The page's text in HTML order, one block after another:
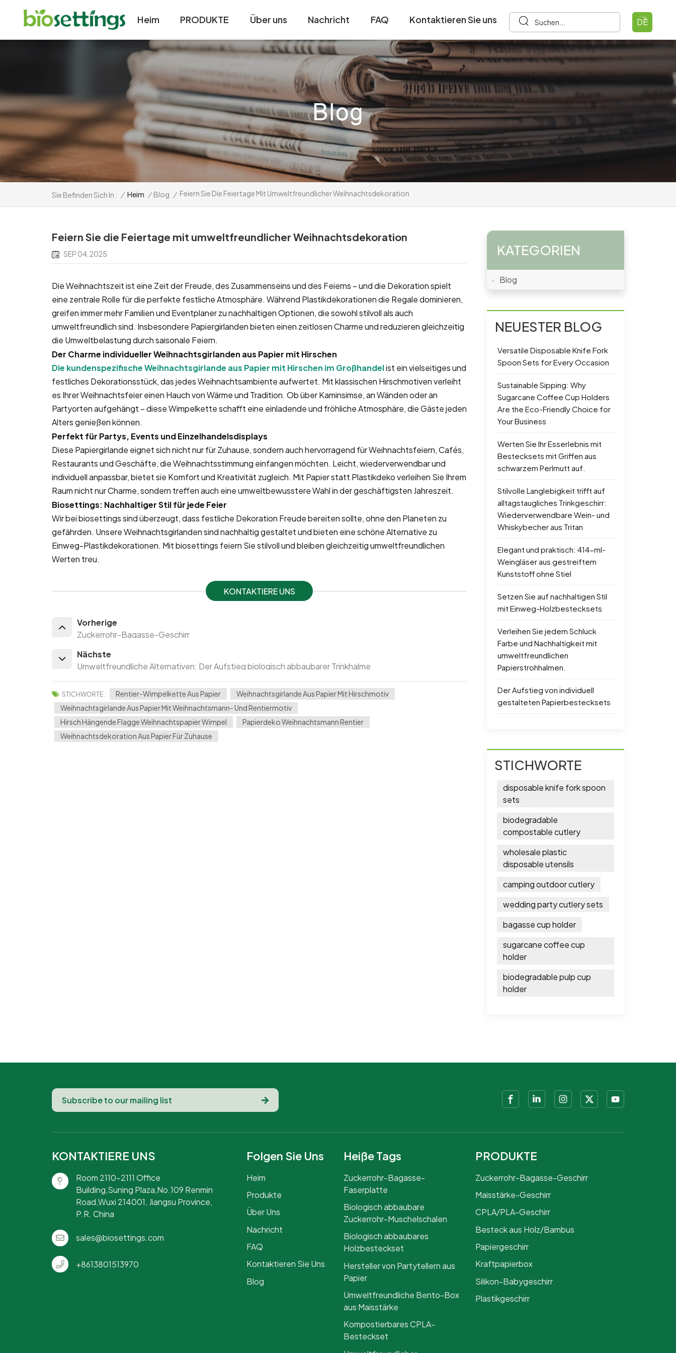
Heim PRODUKTE Über uns Nachricht FAQ Kontaktieren Sie uns DE
Sie Befinden Sich In : / Heim / Blog / Feiern Sie Die Feiertage Mit Umweltfreundlicher Weihnachtsdekoration
Feiern Sie die Feiertage mit umweltfreundlicher Weihnachtsdekoration
SEP 04, 2025
Die Weihnachtszeit ist eine Zeit der Freude, des Zusammenseins und des Feierns – und die Dekoration spielt
eine zentrale Rolle für die perfekte festliche Atmosphäre. Während Plastikdekorationen die Regale dominieren,
greifen immer mehr Familien und Eventplaner zu nachhaltigen Optionen, die sowohl stilvoll als auch
umweltfreundlich sind. Insbesondere Papiergirlanden bieten einen zeitlosen Charme und reduzieren gleichzeitig
die Umweltbelastung durch saisonale Feiern.
Der Charme individueller Weihnachtsgirlanden aus Papier mit Hirschen
Die kundenspezifische Weihnachtsgirlande aus Papier mit Hirschen im Großhandelist ein vielseitiges und
festliches Dekorationsstück, das jedes Weihnachtsambiente aufwertet. Mit klassischen Hirschmotiven verleiht
es Ihrer Weihnachtsfeier einen Hauch von Wärme und Tradition. Ob über Kaminsimse, an Wänden oder an
Partyorten aufgehängt – diese Wimpelkette schafft eine einladende und fröhliche Atmosphäre, die Gäste jeden
Alters genießen können.
Perfekt für Partys, Events und Einzelhandelsdisplays
Diese Papiergirlande eignet sich nicht nur für Zuhause, sondern auch hervorragend für Weihnachtsfeiern, Cafés,
Restaurants und Geschäfte, die Weihnachtsstimmung einfangen möchten. Leicht, wiederverwendbar und
individuell anpassbar, bietet sie Komfort und Kreativität zugleich. Mit Papier statt Plastikdeko verleihen Sie Ihrem
Raum nicht nur Charme, sondern treffen auch eine umweltbewusstere Wahl in der geschäftigsten Jahreszeit.
Biosettings: Nachhaltiger Stil für jede Feier
Wir bei biosettings sind überzeugt, dass festliche Dekoration Freude bereiten sollte, ohne den Planeten zu
gefährden. Unsere Weihnachtsgirlanden sind nachhaltig gestaltet und bieten eine schöne Alternative zu
Einweg-Plastikdekorationen. Mit biosettings feiern Sie stilvoll und bleiben gleichzeitig umweltfreundlichen
Werten treu.
KONTAKTIERE UNS
Vorherige
Zuckerrohr-Bagasse-Geschirr
Nächste
Umweltfreundliche Alternativen: Der Aufstieg biologisch abbaubarer Trinkhalme
STICHWORTE : Rentier-Wimpelkette Aus Papier
Weihnachtsgirlande Aus Papier Mit Hirschmotiv
Weihnachtsgirlande Aus Papier Mit Weihnachtsmann- Und Rentiermotiv
Hirsch Hängende Flagge Weihnachtspapier Wimpel
Papierdeko Weihnachtsmann Rentier
Weihnachtsdekoration Aus Papier Für Zuhause
KATEGORIEN
Blog
NEUESTER BLOG
Versatile Disposable Knife Fork
Spoon Sets for Every Occasion
Sustainable Sipping: Why
Sugarcane Coffee Cup Holders
Are the Eco-Friendly Choice for
Your Business
Werten Sie Ihr Esserlebnis mit
Bestecksets mit Griffen aus
schwarzem Perlmutt auf.
Stilvolle Langlebigkeit trifft auf
alltagstaugliches Trinkgeschirr:
Wiederverwendbare Wein- und
Whiskybecher aus Tritan
Elegant und praktisch: 414-ml-
Weingläser aus gestreiftem
Kunststoff ohne Stiel
Setzen Sie auf nachhaltigen Stil
mit Einweg-Holzbestecksets
Verleihen Sie jedem Schluck
Farbe und Nachhaltigkeit mit
umweltfreundlichen
Papierstrohhalmen.
Der Aufstieg von individuell
gestalteten Papierbestecksets
STICHWORTE
disposable knife fork spoon
sets
biodegradable
compostable cutlery
wholesale plastic
disposable utensils
camping outdoor cutlery
wedding party cutlery sets
bagasse cup holder
sugarcane coffee cup
holder
biodegradable pulp cup
holder
KONTAKTIERE UNS
Room 2110-2111 Office
Building,Suning Plaza,No.109 Renmin
Road,Wuxi 214001, Jiangsu Province,
P.R. China
sales@biosettings.com
+8613801513970
Folgen Sie Uns
Heim
Produkte
Über Uns
Nachricht
FAQ
Kontaktieren Sie Uns
Blog
Heiße Tags
Zuckerrohr-Bagasse-
Faserplatte
Biologisch abbaubare
Zuckerrohr-Muschelschalen
Biologisch abbaubares
Holzbesteckset
Hersteller von Partytellern aus
Papier
Umweltfreundliche Bento-Box
aus Maisstärke
Kompostierbares CPLA-
Besteckset
PRODUKTE
Zuckerrohr-Bagasse-Geschirr
Maisstärke-Geschirr
CPLA/PLA-Geschirr
Besteck aus Holz/Bambus
Papiergeschirr
Kraftpapierbox
Silikon-Babygeschirr
Plastikgeschirr